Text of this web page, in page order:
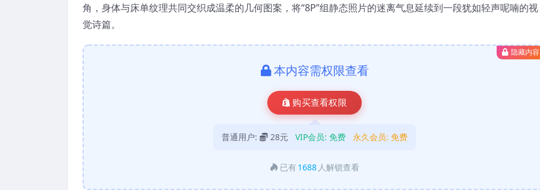
角，身体与床单纹理共同交织成温柔的几何图案，将“8P”组静态照片的迷离气息延续到一段犹如轻声呢喃的视
觉诗篇。
隐藏内容
本内容需权限查看
购买查看权限
普通用户: 28元 VIP会员: 免费 永久会员: 免费
已有 1688 人解锁查看